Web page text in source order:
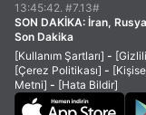
13:45:42. #7.13#
SON DAKİKA: İran,
Son Dakika
[Kullanım Şartları] -
[Çerez Politikası] -
Metni] - [Hata Bildir]